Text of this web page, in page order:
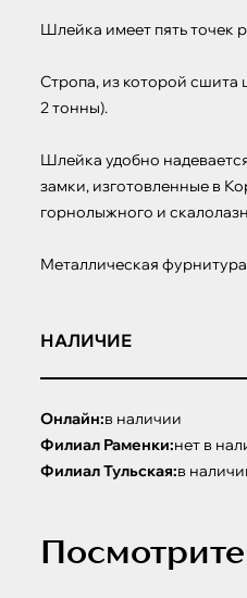
Шлейка имеет пять точек
Стропа, из которой сшита
2 тонны).
Шлейка удобно
замки, изготовленные в
горнолыжного и
Металлическая
НАЛИЧИЕ
Онлайн:в наличии
Филиал Раменки:нет в
Филиал Тульская:в